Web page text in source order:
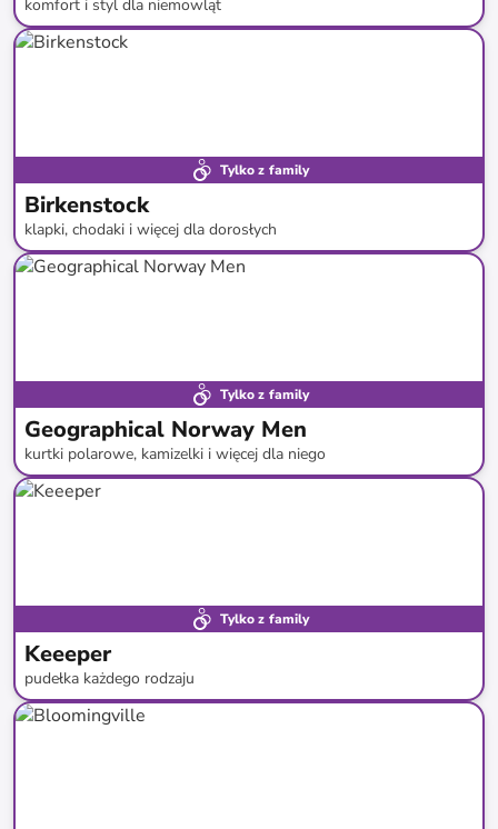
komfort i styl dla niemowląt
do-59%*
Tylko z family
Birkenstock
klapki, chodaki i więcej dla dorosłych
do-29%* Super cena
Tylko z family
Geographical Norway Men
kurtki polarowe, kamizelki i więcej dla niego
do-75%*
Tylko z family
Keeeper
pudełka każdego rodzaju
do-62%* Nowa kolekcja